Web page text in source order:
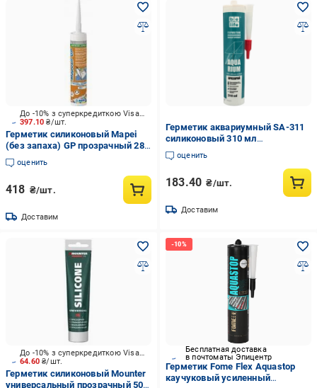
397.10₴/шт.
До -10% з суперкредиткою Visa Вигода
Герметик силиконовый Mapei
(без запаха) GP прозрачный 280
мл
оценить
418 ₴/шт.
Доставим
Герметик аквариумный SA-311
силиконовый 310 мл
Прозрачный
оценить
183.40 ₴/шт.
Доставим
64.60₴/шт.
До -10% з суперкредиткою Visa Вигода
Герметик силиконовый Mounter
универсальный прозрачный 50
Бесплатная доставка
в почтоматы Эпицентр
Герметик Fome Flex Aquastop
каучуковый усиленный